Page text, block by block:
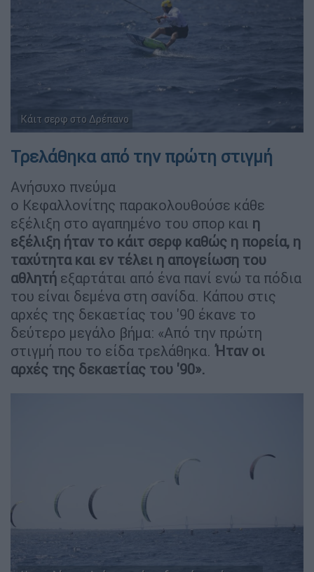
Κάιτ σερφ στο Δρέπανο
Τρελάθηκα από την πρώτη στιγμή
Ανήσυχο πνεύμα
ο Κεφαλλονίτης παρακολουθούσε κάθε
εξέλιξη στο αγαπημένο του σπορ και η
εξέλιξη ήταν το κάιτ σερφ καθώς η πορεία, η
ταχύτητα και εν τέλει η απογείωση του
αθλητή εξαρτάται από ένα πανί ενώ τα πόδια
του είναι δεμένα στη σανίδα. Κάπου στις
αρχές της δεκαετίας του '90 έκανε το
δεύτερο μεγάλο βήμα: «Από την πρώτη
στιγμή που το είδα τρελάθηκα. Ήταν οι
αρχές της δεκαετίας του '90».